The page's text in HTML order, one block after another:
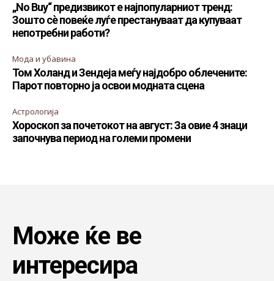
„No Buy“ предизвикот е најпопуларниот тренд:
Зошто сè повеќе луѓе престануваат да купуваат
непотребни работи?
Мода и убавина
Том Холанд и Зендеја меѓу најдобро облечените:
Парот повторно ја освои модната сцена
Астрологија
Хороскоп за почетокот на август: За овие 4 знаци
започнува период на големи промени
Може ќе ве
интересира